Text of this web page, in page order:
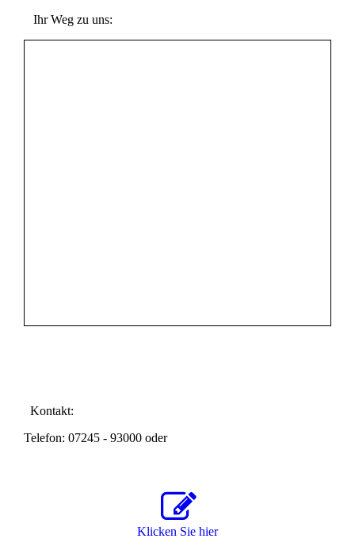
Ihr Weg zu uns:
Kontakt:
Telefon: 07245 - 93000 oder
Klicken Sie hier